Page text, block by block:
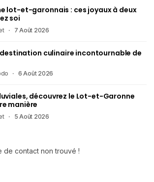
lot-et-garonnais : ces joyaux à deux
soi
7 Août 2026
destination culinaire incontournable de
6 Août 2026
découvrez le Lot-et-Garonne
manière
5 Août 2026
de contact non trouvé !